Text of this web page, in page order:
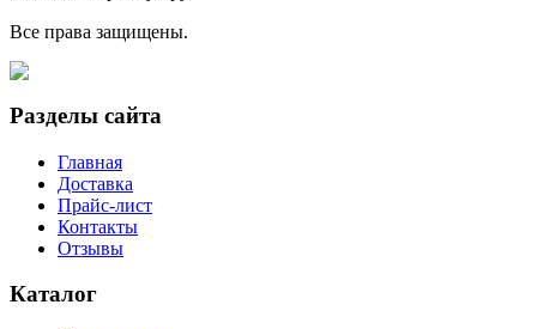
Все права защищены.
Разделы сайта
Главная
Доставка
Прайс-лист
Контакты
Отзывы
Каталог